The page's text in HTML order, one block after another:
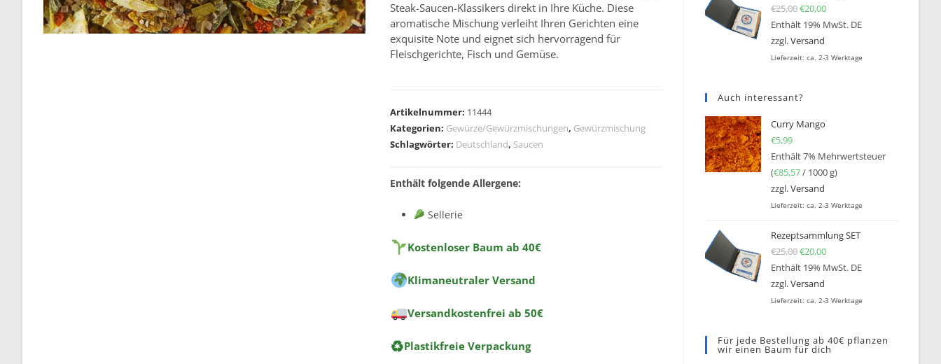
Steak-Saucen-Klassikers direkt in Ihre Küche. Diese
aromatische Mischung verleiht Ihren Gerichten eine
exquisite Note und eignet sich hervorragend für
Fleischgerichte, Fisch und Gemüse.
t
a
v
:
Artikelnummer: 11444
Kategorien: Gewürze/Gewürzmischungen, Gewürzmischung
Schlagwörter: Deutschland, Saucen
Enthält folgende Allergene:
Sellerie
Kostenloser Baum ab 40€
Klimaneutraler Versand
Versandkostenfrei ab 50€
♻Plastikfreie Verpackung
€25,00Ursprünglicher Preis war:
€20,00Aktueller Preis ist:
Enthält 19% MwSt. DE
zzgl.Versand
Lieferzeit: ca. 2-3 Werktage
Auch interessant?
Curry Mango
€5,99
Enthält 7% Mehrwertsteuer
(€85,57/ 1000 g)
zzgl.Versand
Lieferzeit: ca. 2-3 Werktage
Rezeptsammlung SET
€25,00Ursprünglicher Preis war:
€20,00Aktueller Preis ist:
Enthält 19% MwSt. DE
zzgl.Versand
Lieferzeit: ca. 2-3 Werktage
Für jede Bestellung ab 40€ pflanzen
wir einen Baum für dich